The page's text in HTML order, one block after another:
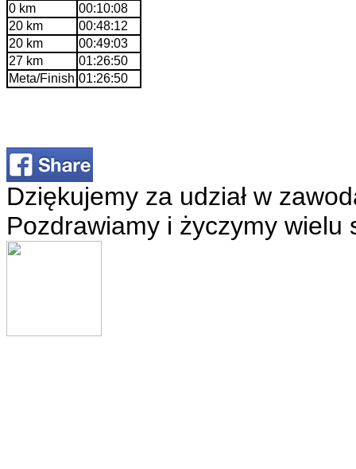
0 km
00:10:08
20 km
00:48:12
20 km
00:49:03
27 km
01:26:50
Meta/Finish 01:26:50
Dziękujemy za udział w
Pozdrawiamy i życzymy wielu